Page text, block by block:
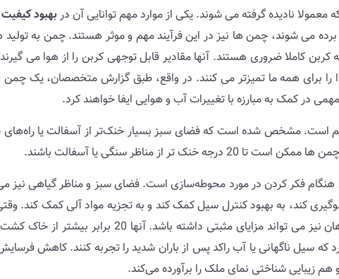
بهبود
می شوند، چمن ها نیز در این فرآیند مهم و موثر هستند. چمن به
کربن کاملا ضروری هستند. آنها مقادیر قابل توجهی کربن را از هوا می
در کمک به مبارزه با تغییرات آب و هوایی ایفا خواهند کرد.
است. مشخص شده است که فضای سبز بسیار خنک‌تر از آسفالت یا راه‌های
مناظر سنگی یا آسفالت باشند.
فکر کردن در مورد محوطه‌سازی است. فضای سبز و مناظر گیاهی نیز
کند، به بهبود کنترل سیل کمک کند و به تجزیه مواد آلی کمک کند.
داخل آن نفوذ می کند. علاوه بر این، سیستم ریشه
که سیل ناگهانی یا آب راکد پس از باران شدید را تجربه کنند. کاهش
زیبایی شناختی نمای ملک را برآورده می‌کند.